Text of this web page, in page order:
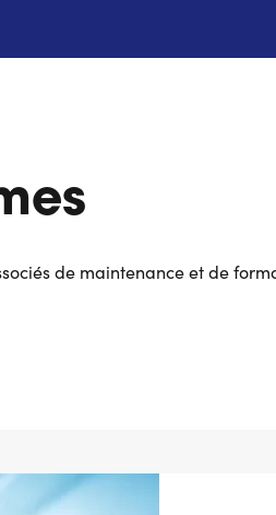
de maintenance et de